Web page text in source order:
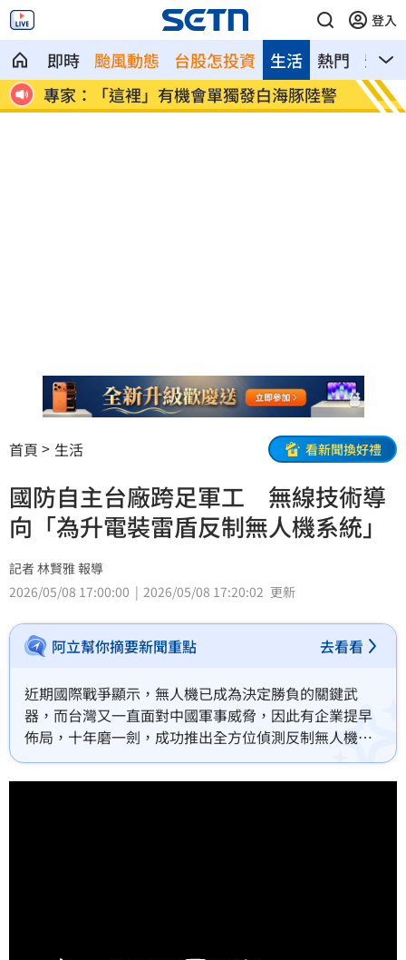
登入
即時 颱風動態 台股怎投資 熱門 影音
生活
職
專家：「這裡」有機會單獨發白海豚陸警
印度
機
首頁 生活 看新聞換好禮
國防自主台廠跨足軍工 無線技術導
向「為升電裝雷盾反制無人機系統」
記者 林賢雅 報導
2026/05/08 17:00:00
2026/05/08 17:20:02 更新
阿立幫你摘要新聞重點 去看看
近期國際戰爭顯示，無人機已成為決定勝負的關鍵武
器，而台灣又一直面對中國軍事威脅，因此有企業提早
佈局，十年磨一劍，成功推出全方位偵測反制無人機的
軍用設備，可同時鎖定超過400架不明來機，有機會成
為台灣重要空防後盾之一。